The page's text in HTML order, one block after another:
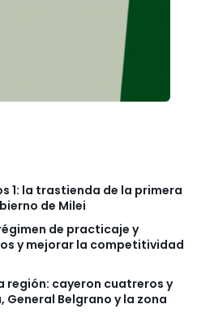
1: la trastienda de la primera
de Milei
de practicaje y
y mejorar la competitividad
región: cayeron cuatreros y
Belgrano y la zona